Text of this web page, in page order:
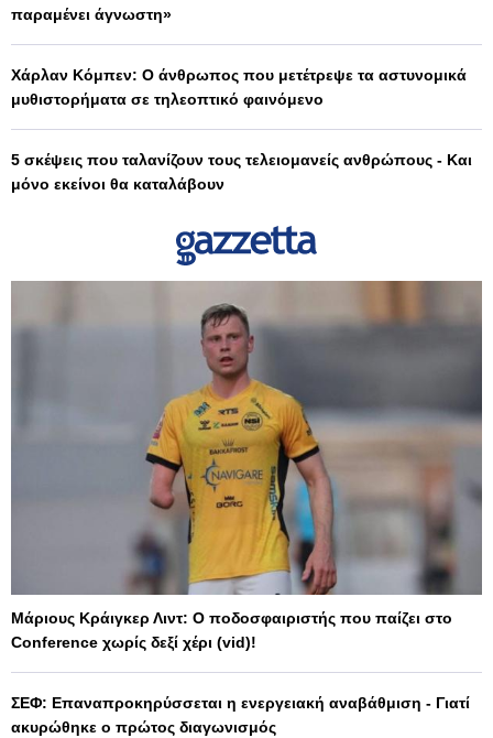
παραμένει άγνωστη»
Χάρλαν Κόμπεν: Ο άνθρωπος που μετέτρεψε τα αστυνομικά
μυθιστορήματα σε τηλεοπτικό φαινόμενο
5 σκέψεις που ταλανίζουν τους τελειομανείς ανθρώπους - Και
μόνο εκείνοι θα καταλάβουν
Μάριους Κράιγκερ Λιντ: Ο ποδοσφαιριστής που παίζει στο
Conference χωρίς δεξί χέρι (vid)!
ΣΕΦ: Επαναπροκηρύσσεται η ενεργειακή αναβάθμιση - Γιατί
ακυρώθηκε ο πρώτος διαγωνισμός